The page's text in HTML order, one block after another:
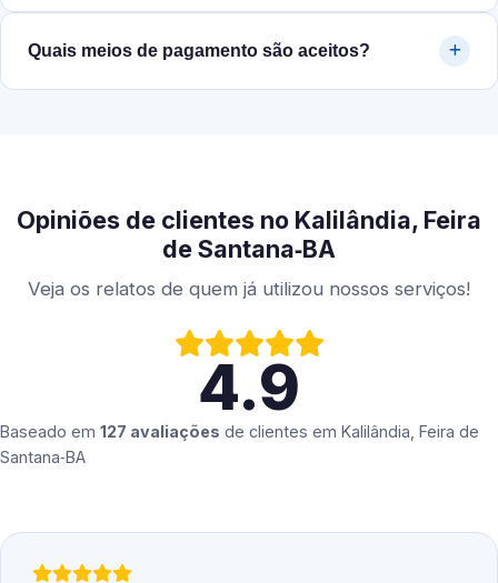
Quais meios de pagamento são aceitos?
Opiniões de clientes no Kalilândia, Feira
de Santana‑BA
Veja os relatos de quem já utilizou nossos serviços!
4.9
Baseado em 127 avaliações de clientes em Kalilândia, Feira de
Santana‑BA